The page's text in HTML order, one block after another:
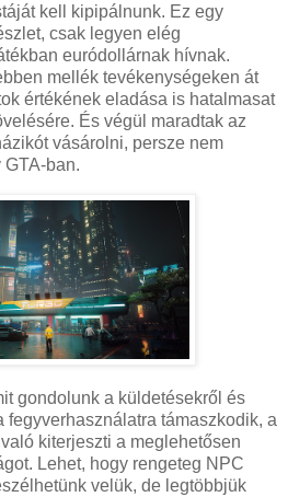
kell kipipálnunk. Ez egy
csak legyen elég
euródollárnak hívnak.
mellék tevékenységeken át
értékének eladása is hatalmasat
És végül maradtak az
vásárolni, persze nem
ban.
gondolunk a küldetésekről és
fegyverhasználatra támaszkodik, a
kiterjeszti a meglehetősen
Lehet, hogy rengeteg NPC
velük, de legtöbbjük